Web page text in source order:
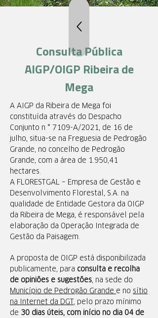
Consulta Pública
AIGP/OIGP Ribeira de
Mega
A AIGP da Ribeira de Mega foi
constituída através do Despacho
Conjunto n ° 7109-A/2021, de 16 de
julho, situa-se na Freguesia de Pedrogão
Grande, no concelho de Pedrogão
Grande, com a área de 1.950,41
hectares.
A FLORESTGAL – Empresa de Gestão e
Desenvolvimento Florestal, S.A. na
qualidade de Entidade Gestora da OIGP
da Ribeira de Mega, é responsável pela
elaboração da Operação Integrada de
Gestão da Paisagem.
A proposta de OIGP está disponibilizada
publicamente, para consulta e recolha
de opiniões e sugestões, na sede do
Município de Pedrogão Grande e no sítio
na Internet da DGT , pelo prazo mínimo
de 30 dias úteis, com início no dia 04 de